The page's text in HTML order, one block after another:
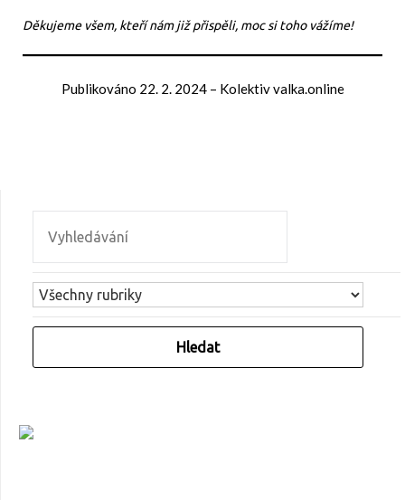
Děkujeme všem, kteří nám již přispěli, moc si toho vážíme!
Publikováno 22. 2. 2024– Kolektiv valka.online